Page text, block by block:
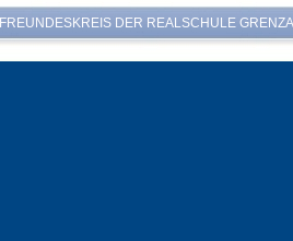
FREUNDESKREIS DER REALSCHULE